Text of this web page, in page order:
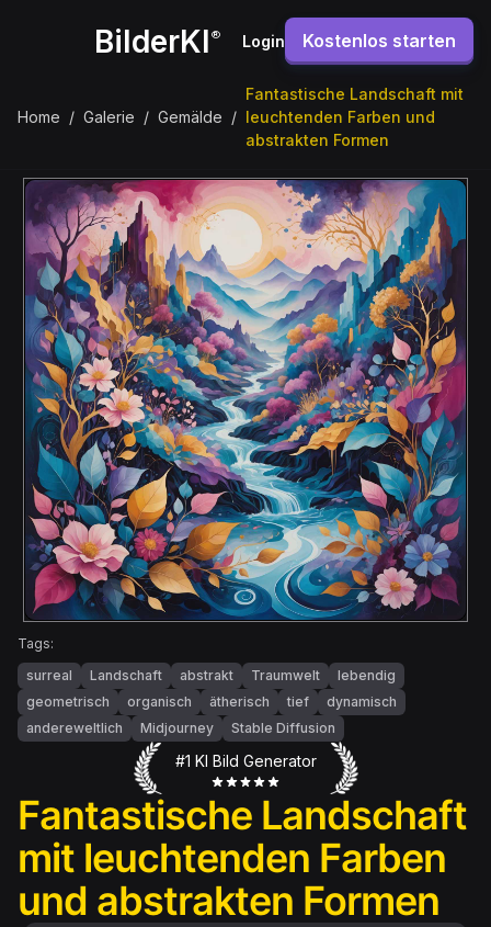
BilderKI® Login Kostenlos starten
Home / Galerie / Gemälde /
Fantastische Landschaft mit
leuchtenden Farben und
abstrakten Formen
Tags:
surreal
Landschaft abstrakt Traumwelt
lebendig
geometrisch
organisch ätherisch tief
dynamisch
andereweltlich
Midjourney Stable Diffusion
#1 KI Bild Generator
Fantastische Landschaft
mit leuchtenden Farben
und abstrakten Formen